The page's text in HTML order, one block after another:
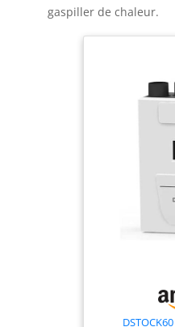
gaspiller de chaleur.